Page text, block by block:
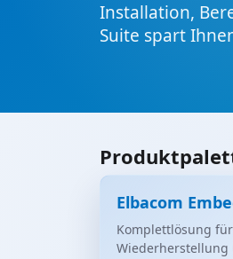
Installation,
Suite spart
Elbacom
Komplettlösung
Wiederherstellung